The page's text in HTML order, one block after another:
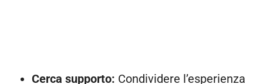
Cerca supporto: Condividere l’esperienza